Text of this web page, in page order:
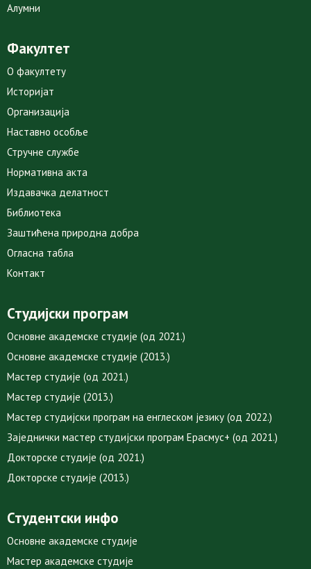
Алумни
Факултет
О факултету
Историјат
Организација
Наставно особље
Стручне службе
Нормативна акта
Издавачка делатност
Библиотека
Заштићена природна добра
Огласна табла
Контакт
Студијски програм
Основне академске студије (од 2021.)
Основне академске студије (2013.)
Мастер студије (од 2021.)
Мастер студије (2013.)
Мастер студијски програм на енглеском језику (од 2022.)
Заједнички мастер студијски програм Ерасмус+ (од 2021.)
Докторске студије (од 2021.)
Докторске студије (2013.)
Студентски инфо
Основне академске студије
Мастер академске студије